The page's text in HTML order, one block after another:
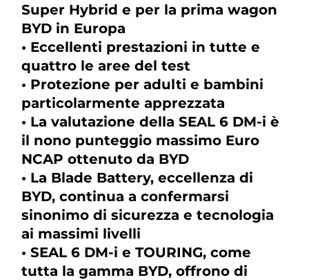
Super Hybrid e per la prima wagon
BYD in Europa
• Eccellenti prestazioni in tutte e
quattro le aree del test
• Protezione per adulti e bambini
particolarmente apprezzata
• La valutazione della SEAL 6 DM-i è
il nono punteggio massimo Euro
NCAP ottenuto da BYD
• La Blade Battery, eccellenza di
BYD, continua a confermarsi
sinonimo di sicurezza e tecnologia
ai massimi livelli
• SEAL 6 DM-i e TOURING, come
tutta la gamma BYD, offrono di